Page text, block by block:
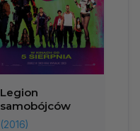
Legion
samobójców
(2016)